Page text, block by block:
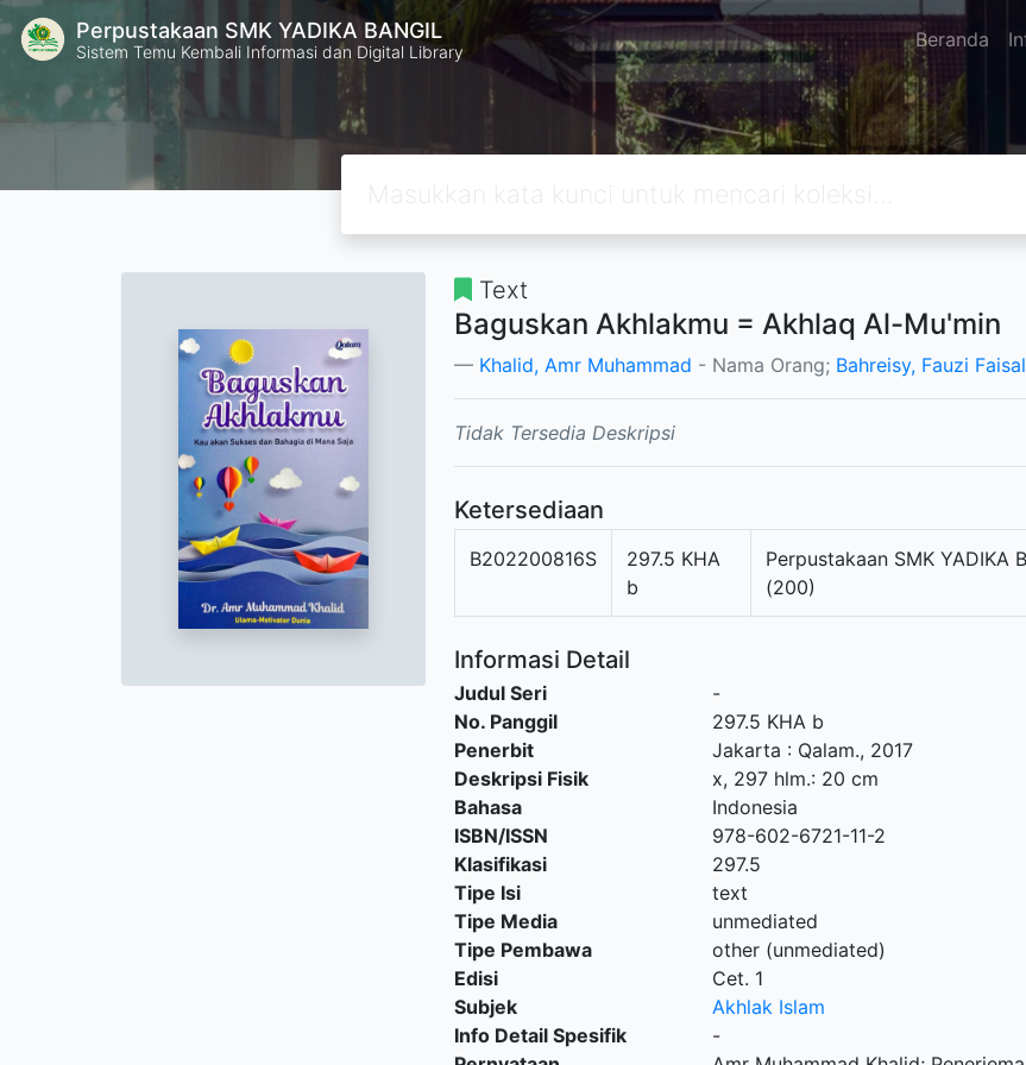
Perpustakaan SMK YADIKA BANGIL
Sistem Temu Kembali Informasi dan Digital Library Beranda
Text
Baguskan Akhlakmu = Akhlaq Al-Mu'min
Khalid, Amr Muhammad - Nama Orang; Bahreisy, Fauzi Faisal
Tidak Tersedia Deskripsi
Ketersediaan
B202200816S
297.5 KHA
b
Perpustakaan SMK YADIKA
(200)
Informasi Detail
Judul Seri
-
No. Panggil
297.5 KHA b
Penerbit
Jakarta : Qalam., 2017
Deskripsi Fisik
x, 297 hlm.: 20 cm
Bahasa
Indonesia
ISBN/ISSN
978-602-6721-11-2
Klasifikasi
297.5
Tipe Isi
text
Tipe Media
unmediated
Tipe Pembawa
other (unmediated)
Edisi
Cet. 1
Subjek
Akhlak Islam
Info Detail Spesifik
-